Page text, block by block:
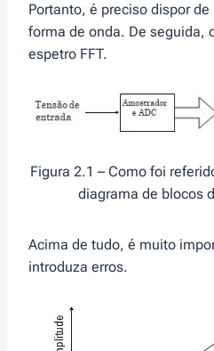
Portanto, é preciso dispor
forma de onda. De seguida,
espetro FFT.
Figura 2.1 – Como foi
diagrama de blocos
Acima de tudo, é muito
introduza erros.